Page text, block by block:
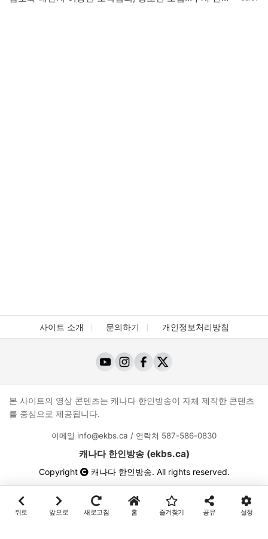
사이트 소개 문의하기 개인정보처리방침
본 사이트의 영상 콘텐츠는 캐나다 한인방송이 자체 제작한 콘텐츠
를 중심으로 제공됩니다.
이메일 info@ekbs.ca / 연락처 587-586-0830
캐나다 한인방송 (ekbs.ca)
Copyright 캐나다 한인방송. All rights reserved.
뒤로 앞으로 새로고침 홈 즐겨찾기 공유 설정